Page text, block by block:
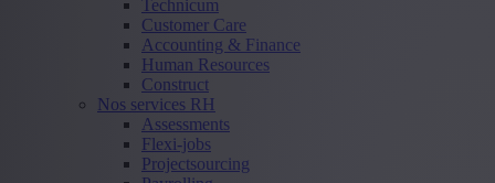
Technicum
Customer Care
Accounting & Finance
Human Resources
Construct
Nos services RH
Assessments
Flexi-jobs
Projectsourcing